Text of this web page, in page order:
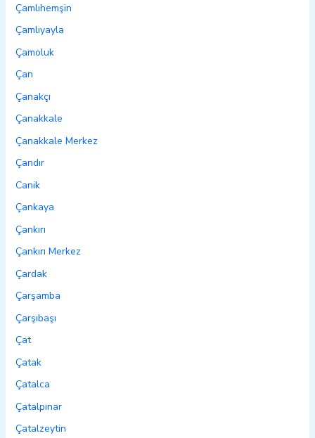
Çamlıhemşin
Çamlıyayla
Çamoluk
Çan
Çanakçı
Çanakkale
Çanakkale Merkez
Çandır
Canik
Çankaya
Çankırı
Çankırı Merkez
Çardak
Çarşamba
Çarşıbaşı
Çat
Çatak
Çatalca
Çatalpınar
Çatalzeytin